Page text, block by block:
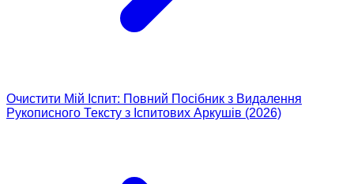
Очистити Мій Іспит: Повний Посібник з Видалення
Рукописного Тексту з Іспитових Аркушів (2026)